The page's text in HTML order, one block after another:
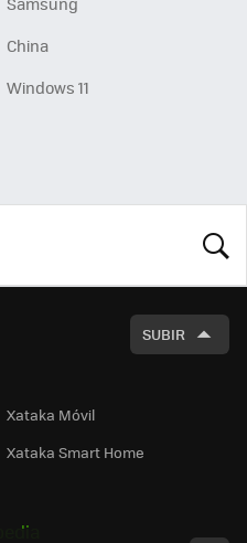
China
Windows 11
SUBIR
Xataka Móvil
Xataka Smart Home